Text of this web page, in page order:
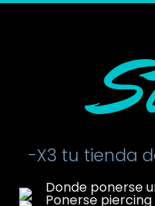
-X3 tu tienda